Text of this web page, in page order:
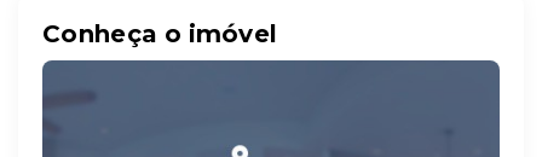
Conheça o imóvel